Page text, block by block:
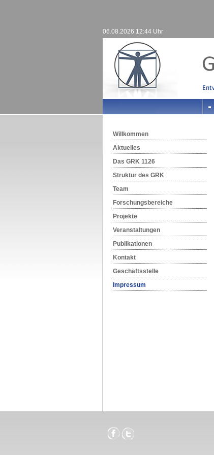
06.08.2026 12:44 Uhr
Willkommen
Aktuelles
Das GRK 1126
Struktur des GRK
Team
Forschungsbereiche
Projekte
Veranstaltungen
Publikationen
Kontakt
Geschäftsstelle
Impressum